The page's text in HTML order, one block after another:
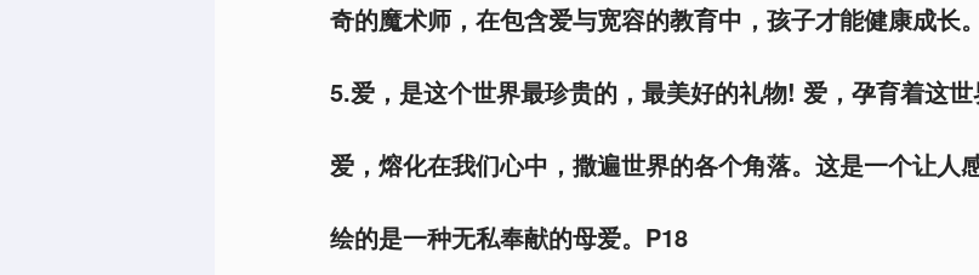
奇的魔术师，在包含爱与宽容的教育中，孩子才能健康成长
5.爱，是这个世界最珍贵的，最美好的礼物! 爱，孕育着这
爱，熔化在我们心中，撒遍世界的各个角落。这是一个让人
绘的是一种无私奉献的母爱。P18